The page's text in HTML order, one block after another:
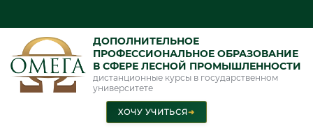
ДОПОЛНИТЕЛЬНОЕ
ПРОФЕССИОНАЛЬНОЕ ОБРАЗОВАНИЕ
В СФЕРЕ ЛЕСНОЙ ПРОМЫШЛЕННОСТИ
дистанционные курсы в государственном
университете
ХОЧУ УЧИТЬСЯ➜